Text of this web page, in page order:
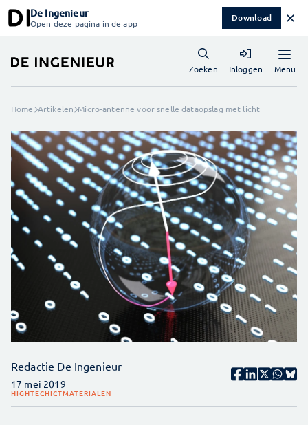
De Ingenieur
Open deze pagina in de app Download ✕
Menu
Zoeken Inloggen
Home Artikelen Micro-antenne voor snelle dataopslag met licht
Redactie De Ingenieur
17 mei 2019
HIGHTECHICTMATERIALEN